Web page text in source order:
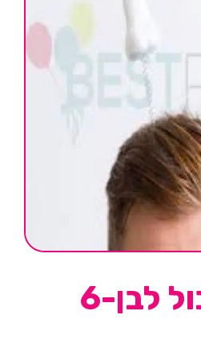
קשת בולבול לבן-6